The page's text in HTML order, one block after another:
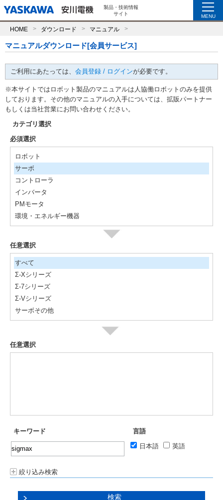
製品・技術情報
サイト
MENU
HOME ダウンロード マニュアル
マニュアルダウンロード[会員サービス]
ご利用にあたっては、 会員登録 / ログインが必要です。
※本サイトではロボット製品のマニュアルは人協働ロボットのみを提供
しております。その他のマニュアルの入手については、拡販パートナー
もしくは当社営業にお問い合わせください。
カテゴリ選択
必須選択
ロボット
サーボ
コントローラ
インバータ
PMモータ
環境・エネルギー機器
任意選択
すべて
Σ-Xシリーズ
Σ-7シリーズ
Σ-Vシリーズ
サーボその他
任意選択
キーワード
言語
日本語
英語
絞り込み検索